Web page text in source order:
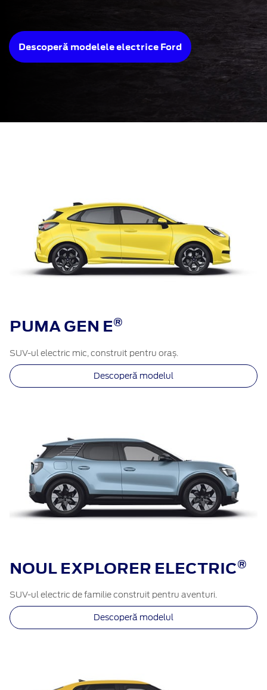
Descoperă modelele electrice Ford
PUMA GEN E®​
SUV-ul electric mic, construit pentru oraș.
Descoperă modelul
NOUL EXPLORER ELECTRIC®​
SUV-ul electric de familie construit pentru aventuri.
Descoperă modelul